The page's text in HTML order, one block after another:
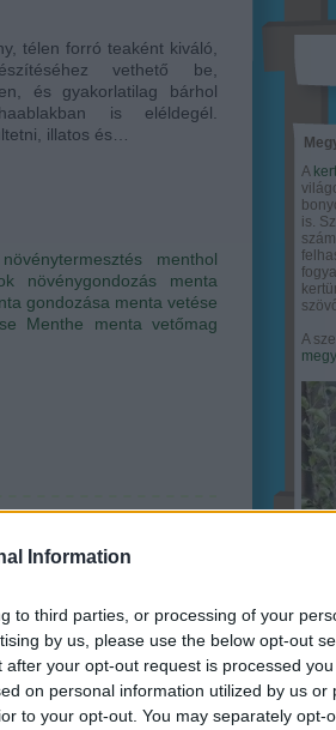
Information
to third parties, or processing of your
by us, please use the below opt-out
your opt-out request is processed
on personal information utilized by us or
to your opt-out. You may separately opt-
télen forró teaként kiváló,
vethető be,
és gyakorlatilag bárhol
is eléldegél.
illatos és…
növénytermesztés
menthol
növénygondozás
menta
gondozása menta vetése
Menthe
menta vetőmag
A
is.
A